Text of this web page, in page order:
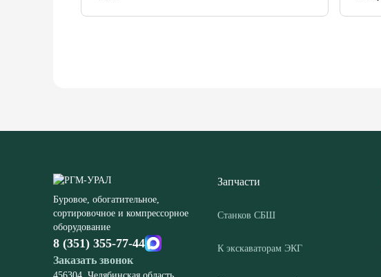
Буровое, обогатительное,
сортировочное и компрессорное
оборудование
8 (351) 355-77-44
Заказать звонок
456304, Челябинская область,
Запчасти
Станков СБШ
К экскаваторам ЭКГ